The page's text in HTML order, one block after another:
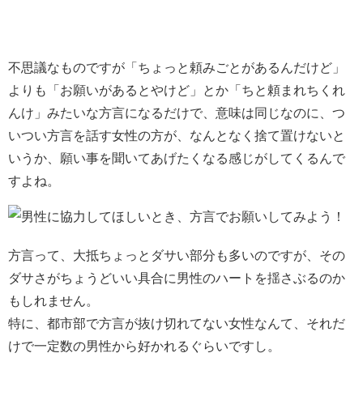
不思議なものですが「ちょっと頼みごとがあるんだけど」
よりも「お願いがあるとやけど」とか「ちと頼まれちくれ
んけ」みたいな方言になるだけで、意味は同じなのに、つ
いつい方言を話す女性の方が、なんとなく捨て置けないと
いうか、願い事を聞いてあげたくなる感じがしてくるんで
すよね。
方言って、大抵ちょっとダサい部分も多いのですが、その
ダサさがちょうどいい具合に男性のハートを揺さぶるのか
もしれません。
特に、都市部で方言が抜け切れてない女性なんて、それだ
けで一定数の男性から好かれるぐらいですし。